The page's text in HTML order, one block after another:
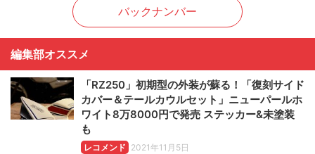
バックナンバー
編集部オススメ
「RZ250」初期型の外装が蘇る！「復刻サイド
カバー＆テールカウルセット」ニューパールホ
ワイト8万8000円で発売 ステッカー&未塗装
も
レコメンド 2021年11月5日